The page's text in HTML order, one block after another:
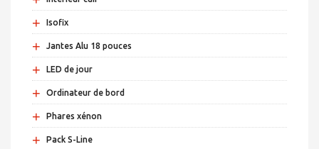
+ Isofix
+ Jantes Alu 18 pouces
+ LED de jour
+ Ordinateur de bord
+ Phares xénon
+ Pack S-Line